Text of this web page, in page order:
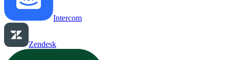
Intercom
Zendesk